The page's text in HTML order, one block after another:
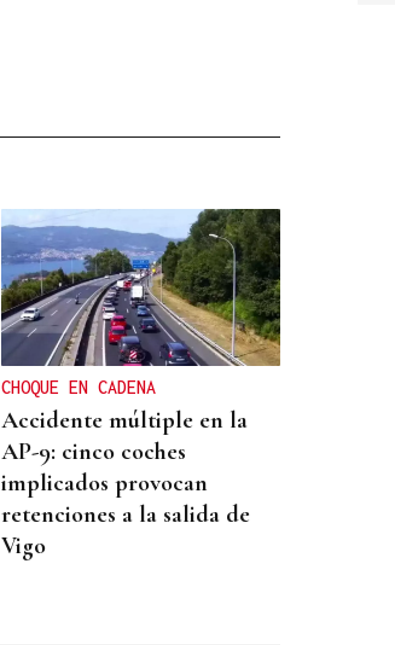
CHOQUE EN CADENA
Accidente múltiple en la
AP-9: cinco coches
implicados provocan
retenciones a la salida de
Vigo